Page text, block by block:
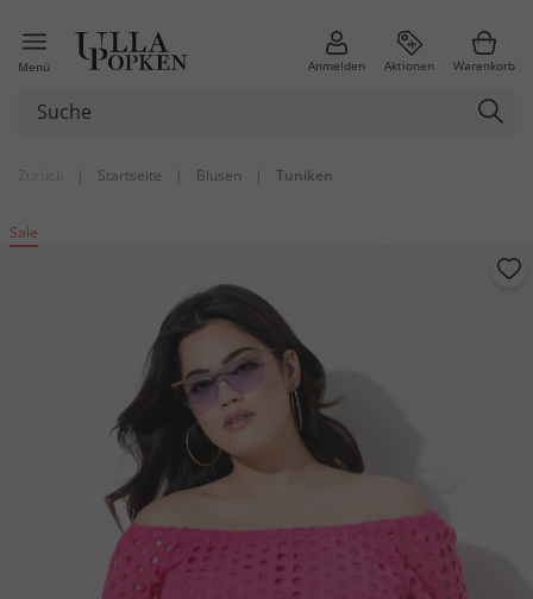
Menü Anmelden Aktionen Warenkorb
| Startseite | Blusen | Tuniken
Sale